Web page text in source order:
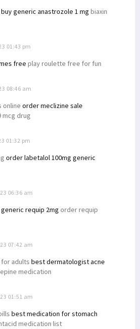
buy generic anastrozole 1 mg biaxin
01:43 pm
free play roulette free for fun
08:46 am
online order meclizine sale
drug
01:32 pm
order labetalol 100mg generic
06:36 am
requip 2mg order requip
07:42 am
adults best dermatologist acne
medication
01:51 am
best medication for stomach
medication list